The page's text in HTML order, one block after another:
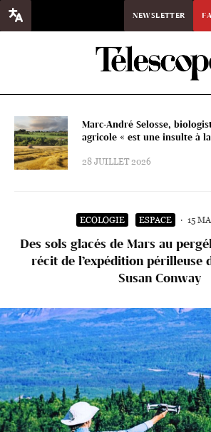
NEWSLETTER
Marc-André Selosse,
agricole « est une insulte à
28 JUILLET 2026
ECOLOGIE ESPACE · 15
Des sols glacés de Mars au
récit de l’expédition périlleuse
Susan Conway